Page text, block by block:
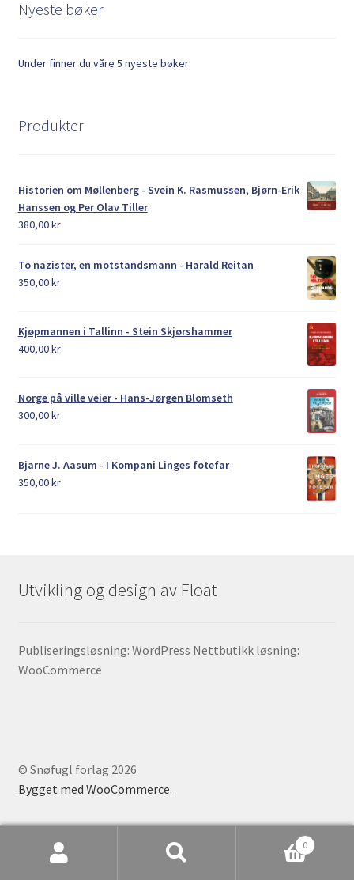
Nyeste bøker
Under finner du våre 5 nyeste bøker
Produkter
Historien om Møllenberg - Svein K. Rasmussen, Bjørn-Erik
Hanssen og Per Olav Tiller
380,00kr
To nazister, en motstandsmann - Harald Reitan
350,00kr
Kjøpmannen i Tallinn - Stein Skjørshammer
400,00kr
Norge på ville veier - Hans-Jørgen Blomseth
300,00kr
Bjarne J. Aasum - I Kompani Linges fotefar
350,00kr
Utvikling og design av Float
Publiseringsløsning: WordPress Nettbutikk løsning:
WooCommerce
© Snøfugl forlag 2026
Bygget med WooCommerce.
0